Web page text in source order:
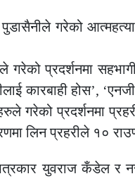
गरेको
गरेको प्रदर्शनमा
कारबाही होस’,
गरेको प्रदर्शनमा
लिन प्रहरीले १०
युवराज कँडेल र